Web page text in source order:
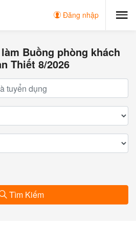
Đăng nhập
Buồng phòng khách
Thiết 8/2026
Tìm Kiếm